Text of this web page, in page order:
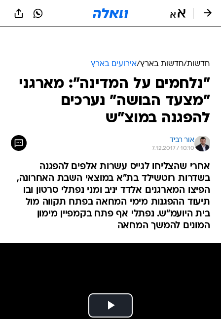
חדשות/חדשות בארץ/אירועים בארץ
"נלחמים על המדינה": מארגני
"מצעד הבושה" נערכים
להפגנה במוצ"ש
אור רביד
7.12.2017 / 10:10
אחרי שהצליחו לגייס עשרות אלפים להפגנה
בשדרות רוטשילד בת"א במוצאי השבת האחרונה,
הפיצו המארגנים אלדד יניב ומני נפתלי סרטון ובו
תיעוד ההפגנות מימי המחאה בפתח תקווה מול
בית היועמ"ש. נפתלי אף פתח בקמפיין מימון
המונים להמשך המחאה